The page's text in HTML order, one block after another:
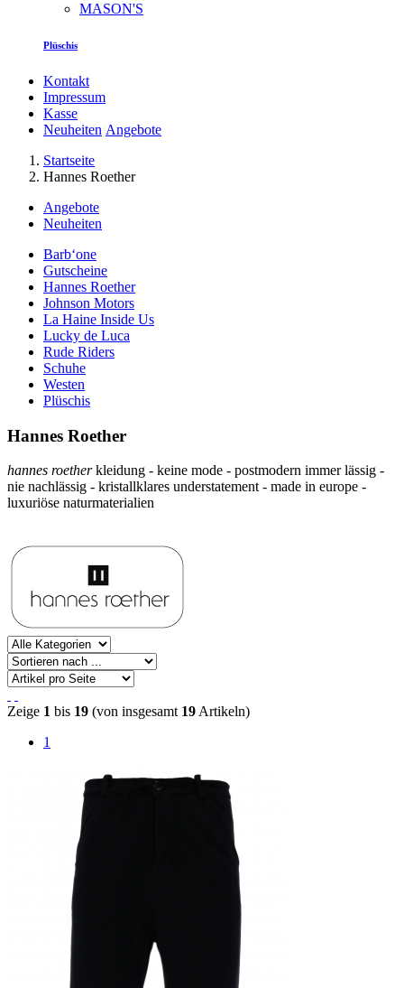
MASON'S
Plüschis
Kontakt
Impressum
Kasse
Neuheiten Angebote
Startseite
Hannes Roether
Angebote
Neuheiten
Barb‘one
Gutscheine
Hannes Roether
Johnson Motors
La Haine Inside Us
Lucky de Luca
Rude Riders
Schuhe
Westen
Plüschis
Hannes Roether
hannes roetherkleidung - keine mode - postmodern immer lässig -
nie nachlässig - kristallklares understatement - made in europe -
luxuriöse naturmaterialien
Zeige 1 bis 19 (von insgesamt 19Artikeln)
1